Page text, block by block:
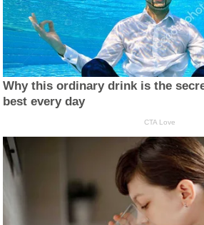
Why this ordinary drink is the
best every day
CTA Love